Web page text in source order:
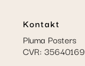
Kontakt
Pluma Posters
CVR: 35640169